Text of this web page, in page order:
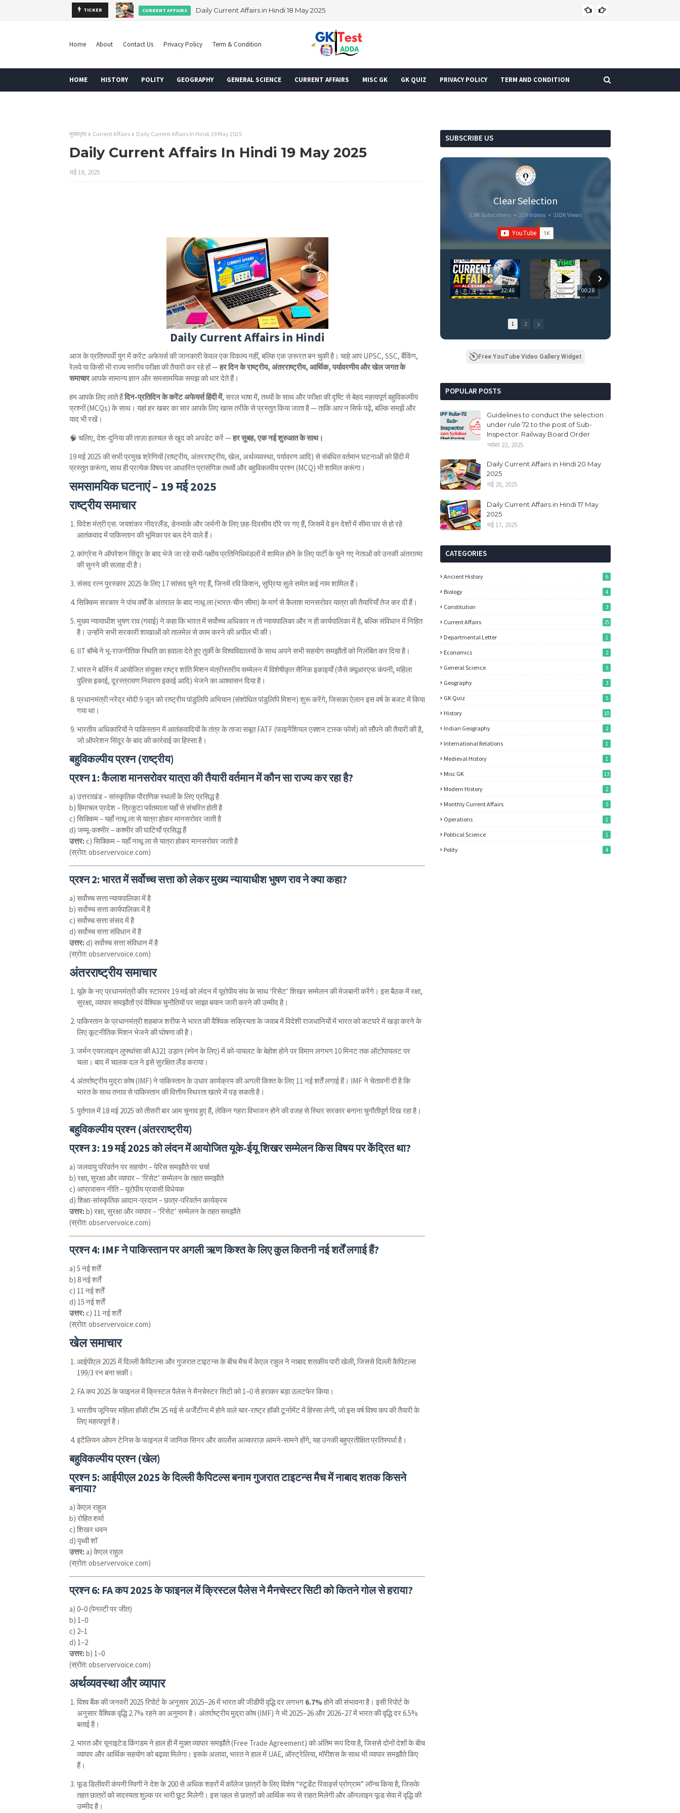
TICKER CURRENT AFFAIRS Daily Current Affairs in Hindi 18 May 2025
Home About Contact Us Privacy Policy Term & Condition
HOME HISTORY POLITY GEOGRAPHY GENERAL SCIENCE CURRENT AFFAIRS MISC GK GK QUIZ PRIVACY POLICY TERM AND CONDITION
मुख्यपृष्ठ Current Affairs Daily Current Affairs In Hindi 19 May 2025
Daily Current Affairs In Hindi 19 May 2025
मई 19, 2025
Daily Current Affairs in Hindi
आज के प्रतिस्पर्धी युग में करेंट अफेयर्स की जानकारी केवल एक विकल्प नहीं, बल्कि एक ज़रूरत बन चुकी है। चाहे आप UPSC, SSC, बैंकिंग,
रेलवे या किसी भी राज्य स्तरीय परीक्षा की तैयारी कर रहे हों —हर दिन के राष्ट्रीय, अंतरराष्ट्रीय, आर्थिक, पर्यावरणीय और खेल जगत के
समाचारआपके सामान्य ज्ञान और समसामयिक समझ को धार देते हैं।
हम आपके लिए लाते हैंदिन-प्रतिदिन के करेंट अफेयर्स हिंदी में, सरल भाषा में, तथ्यों के साथ और परीक्षा की दृष्टि से बेहद महत्वपूर्ण बहुविकल्पीय
प्रश्नों (MCQs) के साथ। यहां हर खबर का सार आपके लिए खास तरीके से प्रस्तुत किया जाता है — ताकि आप न सिर्फ पढ़ें, बल्कि समझें और
याद भी रखें।
🧠 चलिए, देश-दुनिया की ताज़ा हलचल से खुद को अपडेट करें —हर सुबह, एक नई शुरुआत के साथ।
19 मई 2025 की सभी प्रमुख श्रेणियों (राष्ट्रीय, अंतरराष्ट्रीय, खेल, अर्थव्यवस्था, पर्यावरण आदि) से संबंधित वर्तमान घटनाओं को हिंदी में
प्रस्तुत करूंगा, साथ ही प्रत्येक विषय पर आधारित प्रासंगिक तथ्यों और बहुविकल्पीय प्रश्न (MCQ) भी शामिल करूंगा।
समसामयिक घटनाएं – 19 मई 2025
राष्ट्रीय समाचार
विदेश मंत्री एस. जयशंकर नीदरलैंड, डेनमार्क और जर्मनी के लिए छह-दिवसीय दौरे पर गए हैं, जिसमें वे इन देशों में सीमा पार से हो रहे
आतंकवाद में पाकिस्तान की भूमिका पर बल देने वाले हैं।
कांग्रेस ने ऑपरेशन सिंदूर के बाद भेजे जा रहे सभी-पक्षीय प्रतिनिधिमंडलों में शामिल होने के लिए पार्टी के चुने गए नेताओं को उनकी अंतरात्मा
की सुनने की सलाह दी है।
संसद रत्न पुरस्कार 2025 के लिए 17 सांसद चुने गए हैं, जिनमें रवि किशन, सुप्रिया सुले समेत कई नाम शामिल हैं।
सिक्किम सरकार ने पांच वर्षों के अंतराल के बाद नाथू ला (भारत-चीन सीमा) के मार्ग से कैलाश मानसरोवर यात्रा की तैयारियाँ तेज कर दी हैं।
मुख्य न्यायाधीश भुषण राव (गवाई) ने कहा कि भारत में सर्वोच्च अधिकार न तो न्यायपालिका और न ही कार्यपालिका में है, बल्कि संविधान में निहित
है। उन्होंने सभी सरकारी शाखाओं को तालमेल से काम करने की अपील भी की।
IIT बॉम्बे ने भू-राजनीतिक स्थिति का हवाला देते हुए तुर्की के विश्वविद्यालयों के साथ अपने सभी सहयोग समझौतों को निलंबित कर दिया है।
भारत ने बर्लिन में आयोजित संयुक्त राष्ट्र शांति मिशन मंत्रीस्तरीय सम्मेलन में विशेषीकृत सैनिक इकाइयाँ (जैसे क्यूआरएफ कंपनी, महिला
पुलिस इकाई, दूरस्त्रावण निवारण इकाई आदि) भेजने का आश्वासन दिया है।
प्रधानमंत्री नरेंद्र मोदी 9 जून को राष्ट्रीय पांडुलिपि अभियान (संशोधित पांडुलिपि मिशन) शुरू करेंगे, जिसका ऐलान इस वर्ष के बजट में किया
गया था।
भारतीय अधिकारियों ने पाकिस्तान में आतंकवादियों के तंत्र के ताजा सबूत FATF (फाइनेंशियल एक्शन टास्क फोर्स) को सौंपने की तैयारी की है,
जो ऑपरेशन सिंदूर के बाद की कार्रवाई का हिस्सा है।
बहुविकल्पीय प्रश्न (राष्ट्रीय)
प्रश्न 1:कैलाश मानसरोवर यात्रा की तैयारी वर्तमान में कौन सा राज्य कर रहा है?
a) उत्तराखंड – सांस्कृतिक पौराणिक स्थलों के लिए प्रसिद्ध है
b) हिमाचल प्रदेश – त्रिकुटा पर्वतमाला यहाँ से संचरित होती है
c) सिक्किम – यहाँ नाथू ला से यात्रा होकर मानसरोवर जाती है
d) जम्मू-कश्मीर – कश्मीर की घाटियाँ प्रसिद्ध हैं
उत्तर:c) सिक्किम – यहाँ नाथू ला से यात्रा होकर मानसरोवर जाती है
(स्रोत: observervoice.com)
प्रश्न 2:भारत में सर्वोच्च सत्ता को लेकर मुख्य न्यायाधीश भुषण राव ने क्या कहा?
a) सर्वोच्च सत्ता न्यायपालिका में है
b) सर्वोच्च सत्ता कार्यपालिका में है
c) सर्वोच्च सत्ता संसद में है
d) सर्वोच्च सत्ता संविधान में है
उत्तर:d) सर्वोच्च सत्ता संविधान में है
(स्रोत: observervoice.com)
अंतरराष्ट्रीय समाचार
यूके के नए प्रधानमंत्री कीर स्टारमर 19 मई को लंदन में यूरोपीय संघ के साथ ‘रिसेट’ शिखर सम्मेलन की मेजबानी करेंगे। इस बैठक में रक्षा,
सुरक्षा, व्यापार समझौतों एवं वैश्विक चुनौतियों पर साझा बयान जारी करने की उम्मीद है।
पाकिस्तान के प्रधानमंत्री शहबाज शरीफ ने भारत की वैश्विक सक्रियता के जवाब में विदेशी राजधानियों में भारत को कटघरे में खड़ा करने के
लिए कूटनीतिक मिशन भेजने की घोषणा की है।
जर्मन एयरलाइन लुफ्थांसा की A321 उड़ान (स्‍पेन के लिए) में को-पायलट के बेहोश होने पर विमान लगभग 10 मिनट तक ऑटोपायलट पर
चला। बाद में चालक दल ने इसे सुरक्षित लैंड कराया।
अंतर्राष्ट्रीय मुद्रा कोष (IMF) ने पाकिस्तान के उधार कार्यक्रम की अगली किश्त के लिए 11 नई शर्तें लगाई हैं। IMF ने चेतावनी दी है कि
भारत के साथ तनाव से पाकिस्तान की वित्तीय स्थिरता खतरे में पड़ सकती है।
पुर्तगाल में 18 मई 2025 को तीसरी बार आम चुनाव हुए हैं, लेकिन गहरा विभाजन होने की वजह से स्थिर सरकार बनाना चुनौतीपूर्ण दिख रहा है।
बहुविकल्पीय प्रश्न (अंतरराष्ट्रीय)
प्रश्न 3: 19 मई 2025 को लंदन में आयोजित यूके-ईयू शिखर सम्मेलन किस विषय पर केंद्रित था?
a) जलवायु परिवर्तन पर सहयोग – पेरिस समझौते पर चर्चा
b) रक्षा, सुरक्षा और व्यापार – ‘रिसेट’ सम्मेलन के तहत समझौते
c) आप्रवासन नीति – यूरोपीय प्रवासी विधेयक
d) शिक्षा-सांस्कृतिक आदान-प्रदान – छात्र-परिवर्तन कार्यक्रम
उत्तर:b) रक्षा, सुरक्षा और व्यापार – ‘रिसेट’ सम्मेलन के तहत समझौते
(स्रोत: observervoice.com)
प्रश्न 4: IMF ने पाकिस्तान पर अगली ऋण किश्त के लिए कुल कितनी नई शर्तें लगाई हैं?
a) 5 नई शर्तें
b) 8 नई शर्तें
c) 11 नई शर्तें
d) 15 नई शर्तें
उत्तर:c) 11 नई शर्तें
(स्रोत: observervoice.com)
खेल समाचार
आईपीएल 2025 में दिल्ली कैपिटल्स और गुजरात टाइटन्स के बीच मैच में केएल राहुल ने नाबाद शतकीय पारी खेली, जिससे दिल्ली कैपिटल्स
199/3 रन बना सकी।
FA कप 2025 के फाइनल में क्रिस्टल पैलेस ने मैनचेस्टर सिटी को 1–0 से हराकर बड़ा उलटफेर किया।
भारतीय जूनियर महिला हॉकी टीम 25 मई से अर्जेंटीना में होने वाले चार-राष्ट्र हॉकी टूर्नामेंट में हिस्सा लेगी, जो इस वर्ष विश्व कप की तैयारी के
लिए महत्वपूर्ण है।
इटैलियन ओपन टेनिस के फाइनल में जानिक सिनर और कार्लोस अल्काराज़ आमने-सामने होंगे, यह उनकी बहुप्रतीक्षित प्रतिस्पर्धा है।
बहुविकल्पीय प्रश्न (खेल)
प्रश्न 5:आईपीएल 2025 के दिल्ली कैपिटल्स बनाम गुजरात टाइटन्स मैच में नाबाद शतक किसने
बनाया?
a) केएल राहुल
b) रोहित शर्मा
c) शिखर धवन
d) पृथ्वी शॉ
उत्तर:a) केएल राहुल
(स्रोत: observervoice.com)
प्रश्न 6: FA कप 2025 के फाइनल में क्रिस्टल पैलेस ने मैनचेस्टर सिटी को कितने गोल से हराया?
a) 0–0 (पेनल्टी पर जीत)
b) 1–0
c) 2–1
d) 1–2
उत्तर:b) 1–0
(स्रोत: observervoice.com)
अर्थव्यवस्था और व्यापार
विश्व बैंक की जनवरी 2025 रिपोर्ट के अनुसार 2025–26 में भारत की जीडीपी वृद्धि दर लगभग 6.7% होने की संभावना है। इसी रिपोर्ट के
अनुसार वैश्विक वृद्धि 2.7% रहने का अनुमान है। अंतर्राष्ट्रीय मुद्रा कोष (IMF) ने भी 2025–26 और 2026–27 में भारत की वृद्धि दर 6.5%
बताई है।
भारत और यूनाइटेड किंगडम ने हाल ही में मुक्त व्यापार समझौते (Free Trade Agreement) को अंतिम रूप दिया है, जिससे दोनों देशों के बीच
व्यापार और आर्थिक सहयोग को बढ़ावा मिलेगा। इसके अलावा, भारत ने हाल में UAE, ऑस्ट्रेलिया, मॉरीशस के साथ भी व्यापार समझौते किए
हैं।
फूड डिलीवरी कंपनी स्विगी ने देश के 200 से अधिक शहरों में कॉलेज छात्रों के लिए विशेष “स्टूडेंट रिवार्ड्स प्रोग्राम” लॉन्च किया है, जिसके
तहत छात्रों को सदस्यता शुल्क पर भारी छूट मिलेगी। इस पहल से छात्रों को आर्थिक रूप से राहत मिलेगी और ऑनलाइन फूड सेवा में वृद्धि की
उम्मीद है।
SUBSCRIBE US
Clear Selection
1.8K Subscribers • 229 Videos • 102K Views
32:46 00:28
1 2
Free YouTube Video Gallery Widget
POPULAR POSTS
Guidelines to conduct the selection
under rule 72 to the post of Sub-
Inspector: Railway Board Order
नवंबर 22, 2025
Daily Current Affairs in Hindi 20 May
2025
मई 20, 2025
Daily Current Affairs in Hindi 17 May
2025
मई 17, 2025
CATEGORIES
Ancient History 6
Biology 4
Constitution 3
Current Affairs 25
Departmental Letter 1
Economics 2
General Science 5
Geography 3
GK Quiz 5
History 10
Indian Geography 2
International Relations 1
Medieval History 1
Misc GK 13
Modern History 2
Monthly Current Affairs 5
Operations 1
Political Science 1
Polity 4